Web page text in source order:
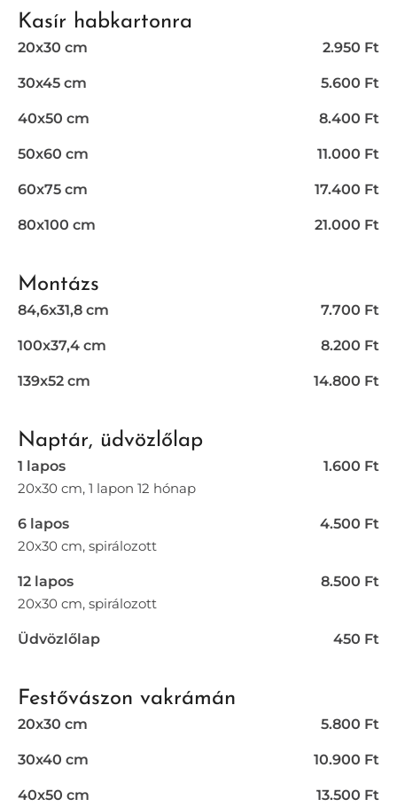
Kasír habkartonra
20x30 cm 2.950 Ft
30x45 cm 5.600 Ft
40x50 cm 8.400 Ft
50x60 cm 11.000 Ft
60x75 cm 17.400 Ft
80x100 cm 21.000 Ft
Montázs
84,6x31,8 cm 7.700 Ft
100x37,4 cm 8.200 Ft
139x52 cm 14.800 Ft
Naptár, üdvözlőlap
1 lapos
1.600 Ft
20x30 cm, 1 lapon 12 hónap
6 lapos
4.500 Ft
20x30 cm, spirálozott
12 lapos
8.500 Ft
20x30 cm, spirálozott
Üdvözlőlap 450 Ft
Festővászon vakrámán
20x30 cm 5.800 Ft
30x40 cm 10.900 Ft
40x50 cm 13.500 Ft